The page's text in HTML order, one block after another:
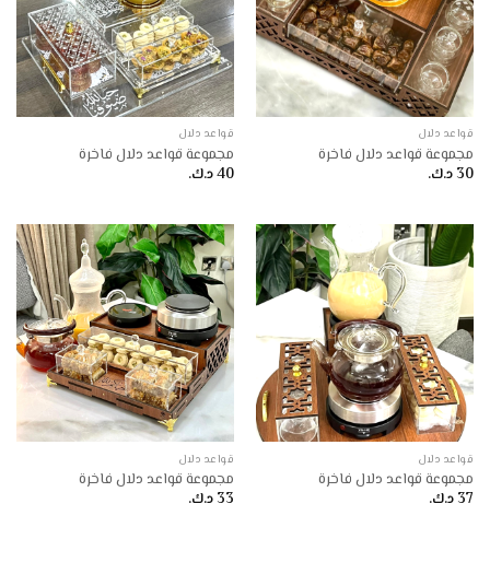
قواعد دلال
مجموعة قواعد دلال فاخرة
30د.ك.
قواعد دلال
مجموعة قواعد دلال فاخرة
40د.ك.
قواعد دلال
مجموعة قواعد دلال فاخرة
37د.ك.
قواعد دلال
مجموعة قواعد دلال فاخرة
33د.ك.